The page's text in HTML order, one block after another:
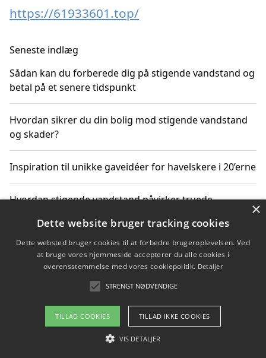
https://61933601.top/
Seneste indlæg
Sådan kan du forberede dig på stigende vandstand og
betal på et senere tidspunkt
Hvordan sikrer du din bolig mod stigende vandstand
og skader?
Inspiration til unikke gaveidéer for havelskere i 20’erne
Hvordan stigende vandstand påvirker truede
Sådan vælger du de bedste vandrerygsække til
vandreture i Danmark
Copyright 2026 - Pilanto Aps
Om / kontakt
×
Dette website bruger tracking cookies
Dette websted bruger cookies til at forbedre brugeroplevelsen. Ved
at bruge vores hjemmeside accepterer du alle cookies i
overensstemmelse med vores cookiepolitik. Detaljer
STRENGT NØDVENDIGE
TILLAD COOKIES TILLAD IKKE COOKIES
VIS DETALJER